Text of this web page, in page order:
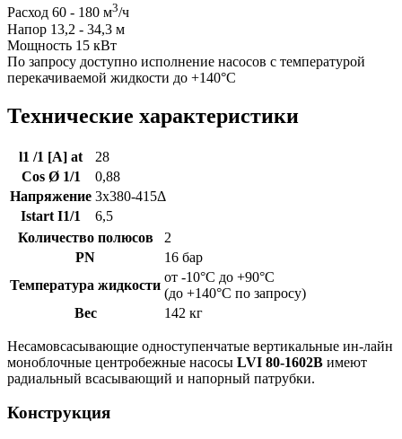
Расход 60 - 180 м3/ч
Напор 13,2 - 34,3 м
Мощность 15 кВт
По запросу доступно исполнение насосов с температурой
перекачиваемой жидкости до +140°C
Технические характеристики
l1 /1 [A] at
28
Cos Ø 1/1
0,88
Напряжение 3x380-415Δ
Istart I1/1
6,5
Количество полюсов
2
PN
16 бар
Температура жидкости
от -10°C до +90°C
(до +140°C по запросу)
Вес
142 кг
Несамовсасывающие одноступенчатые вертикальные ин-лайн
моноблочные центробежные насосы LVI 80-1602B имеют
радиальный всасывающий и напорный патрубки.
Конструкция